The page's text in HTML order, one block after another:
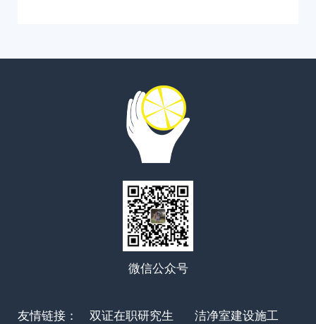
微信公众号
友情链接： 双证在职研究生
洁净室建设施工